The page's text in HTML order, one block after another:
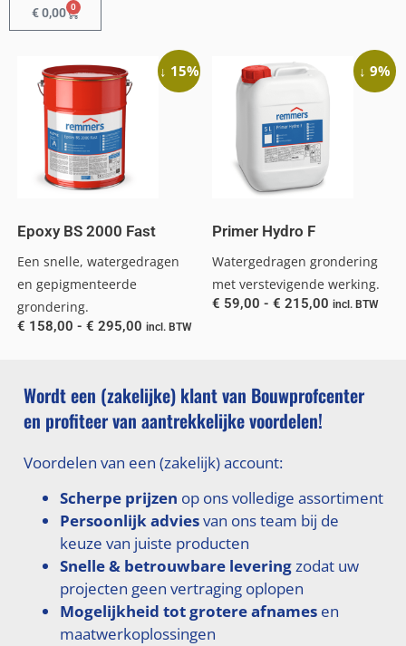
€0,00 0
↓ 15%
Epoxy BS 2000 Fast
Een snelle, watergedragen
en gepigmenteerde
grondering.
€ 158,00 - € 295,00 incl. BTW
↓ 9%
Primer Hydro F
Watergedragen grondering
met verstevigende werking.
€ 59,00 - € 215,00 incl. BTW
Wordt een (zakelijke) klant van Bouwprofcenter
en profiteer van aantrekkelijke voordelen!
Voordelen van een (zakelijk) account:
Scherpe prijzen op ons volledige assortiment
Persoonlijk adviesvan ons team bij de
keuze van juiste producten
Snelle & betrouwbare leveringzodat uw
projecten geen vertraging oplopen
Mogelijkheid tot grotere afnamesen
maatwerkoplossingen